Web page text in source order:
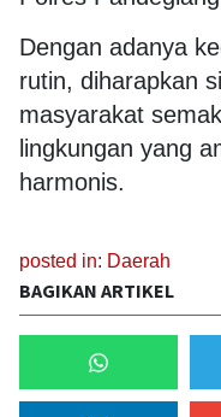
Dengan adanya
rutin, diharapkan
masyarakat
lingkungan yang
harmonis.
posted in: Daerah
BAGIKAN ARTIKEL